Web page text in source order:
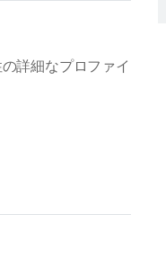
詳細なプロファイ